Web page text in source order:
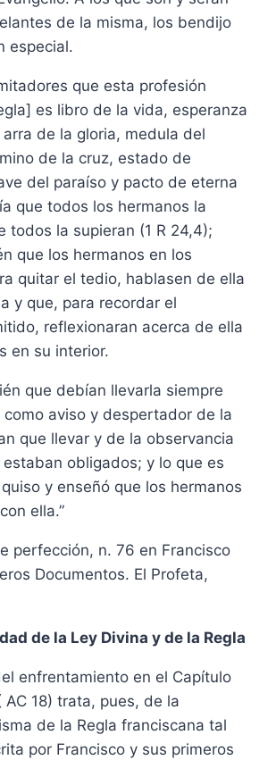
de la misma, los bendijo
especial.
que esta profesión
es libro de la vida, esperanza
de la gloria, medula del
de la cruz, estado de
del paraíso y pacto de eterna
que todos los hermanos la
todos la supieran (1 R 24,4);
que los hermanos en los
quitar el tedio, hablasen de ella
y que, para recordar el
reflexionaran acerca de ella
en su interior.
que debían llevarla siempre
como aviso y despertador de la
que llevar y de la observancia
obligados; y lo que es
y enseñó que los hermanos
ella.”
perfección, n. 76 en Francisco
Documentos. El Profeta,
de la Ley Divina y de la Regla
enfrentamiento en el Capítulo
AC 18) trata, pues, de la
de la Regla franciscana tal
por Francisco y sus primeros